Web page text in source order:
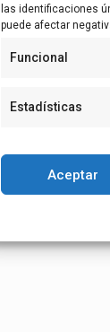
las identificaciones
puede afectar
Funcional
Estadísticas
Aceptar